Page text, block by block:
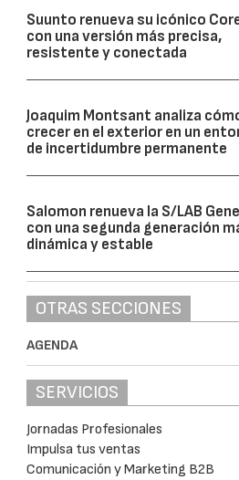
Suunto renueva su icónico
con una versión más precisa,
resistente y conectada
Joaquim Montsant analiza
crecer en el exterior en un
de incertidumbre permanente
Salomon renueva la S/LAB
con una segunda generación
dinámica y estable
OTRAS SECCIONES
AGENDA
SERVICIOS
Jornadas Profesionales
Impulsa tus ventas
Comunicación y Marketing B2B